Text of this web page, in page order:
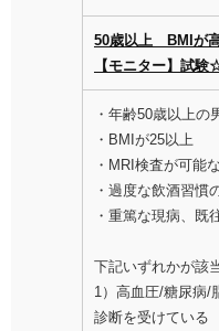
50歳以上 BMIが
【モニター】試験
・年齢50歳以上の
・BMIが25以上
・MRI検査が可能
・過度な飲酒習慣
・重篤な現病、既
下記いずれかが該
1）高血圧/糖尿病/
診断を受けている